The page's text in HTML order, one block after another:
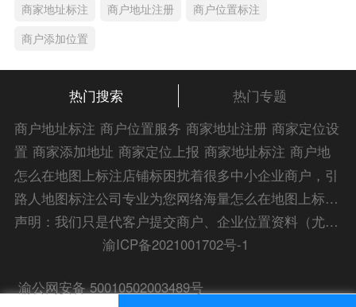
商家地址标注
商户地址注册
商户位置标注
商户添加位置
热门搜索
热门专题
商户地址标注 商户位置服务 商家地址注册 商家定位设
置 商家添加地址 商家定位上报 商家地址标注 商户地
址注册 商户位置标注 商户添加位置 商家位置服务
商
家添加位置 商户位置入驻 位置添加店名 商家位置注
册 商户位置标注服务 公司添加位置 商家添加微信定
添加门店微信 商家定位服务 商家定位信息
家位置标注 商家位置定位 添加门店信息 地图服务中
怎么在地图上标注店铺标困扰着很多中小企业商户，引
路人地图标注公司专业为您网络海量怎么在地图上标注
店铺标解答信息，为您的企业地图标注宣传保驾护航！
声明：我们只是代客户提交商户、企业位置资料（尤其是不会操作觉得繁琐的客户），不是地图标注平台方。所提供服务为商业有偿帮助咨询人工服务费，全程都是人工提交资料，自身并不能对第三方网站的原始内容进行编辑，请知悉。Copyright 2014-2023 zlrmaps.com
渝ICP备2021001702号-1
渝公网安备 50010502003489号